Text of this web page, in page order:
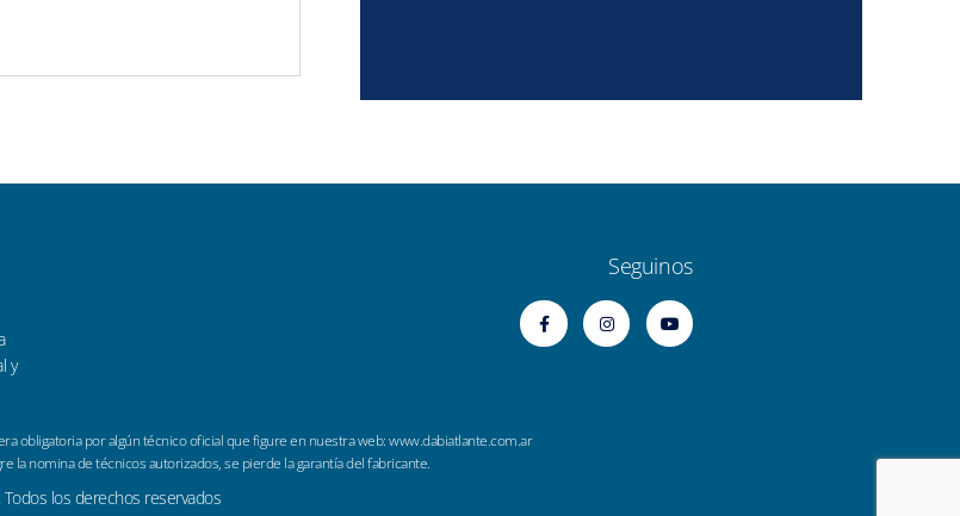
y
Seguinos
obligatoria por algún técnico oficial que figure en nuestra web: www.dabiatlante.com.ar
la nomina de técnicos autorizados, se pierde la garantía del fabricante.
los derechos reservados